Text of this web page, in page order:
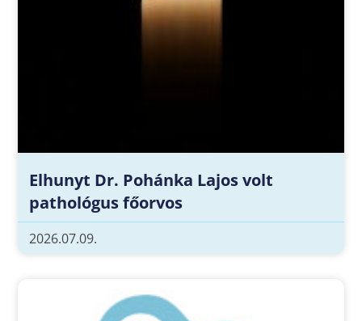
Elhunyt Dr. Pohánka Lajos volt
pathológus főorvos
2026.07.09.